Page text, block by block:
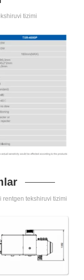
tizimi
rentgen tekshiruvi tizimi